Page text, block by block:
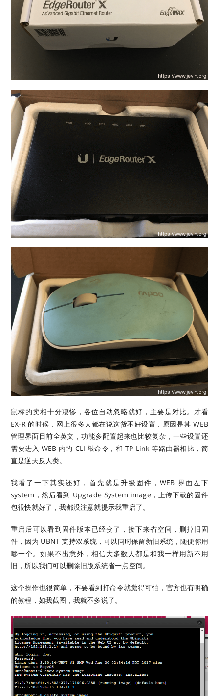
鼠标的卖相十分凄惨，各位自动忽略就好，主要是对比。才看
EX-R 的时候，网上很多人都在说这货不好设置，原因是其 WEB
管理界面目前全英文，功能多配置起来也比较复杂，一些设置还
需要进入 WEB 内的 CLI 敲命令，和 TP-Link 等路由器相比，简
直是逆天反人类。
我看了一下其实还好，首先就是升级固件，WEB 界面左下
system，然后看到 Upgrade System image，上传下载的固件
包很快就好了，我都没注意就提示我重启了。
重启后可以看到固件版本已经变了，接下来省空间，删掉旧固
件，因为 UBNT 支持双系统，可以同时保留新旧系统，随便你用
哪一个。如果不出意外，相信大多数人都是和我一样用新不用
旧，所以我们可以删除旧版系统省一点空间。
这个操作也很简单，不要看到打命令就觉得可怕，官方也有明确
的教程，如我截图，我就不多说了。